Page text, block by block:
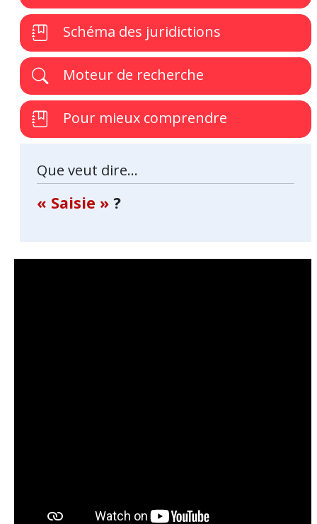
Schéma des juridictions
Moteur de recherche
Pour mieux comprendre
Que veut dire...
« Saisie » ?